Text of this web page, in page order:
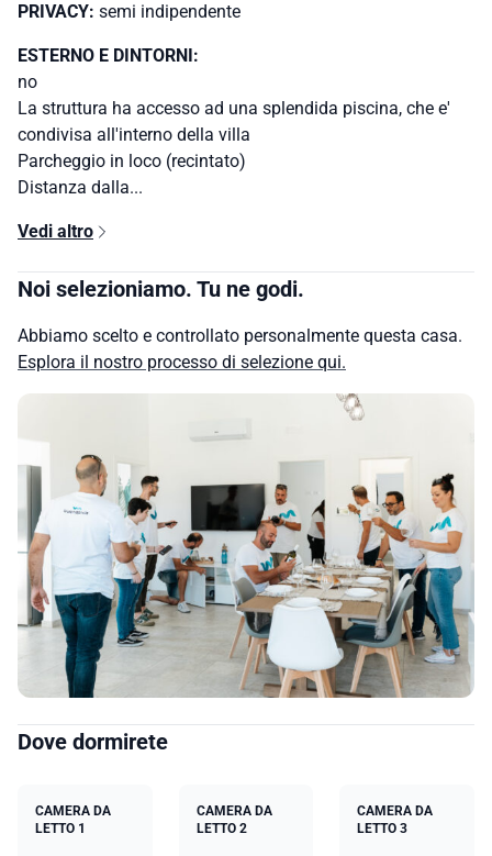
PRIVACY: semi indipendente
ESTERNO E DINTORNI:
no
La struttura ha accesso ad una splendida piscina, che e'
condivisa all'interno della villa
Parcheggio in loco (recintato)
Distanza dalla...
Vedi altro
Noi selezioniamo. Tu ne godi.
Abbiamo scelto e controllato personalmente questa casa.
Esplora il nostro processo di selezione qui.
Dove dormirete
CAMERA DA
LETTO 1
CAMERA DA
LETTO 2
CAMERA DA
LETTO 3